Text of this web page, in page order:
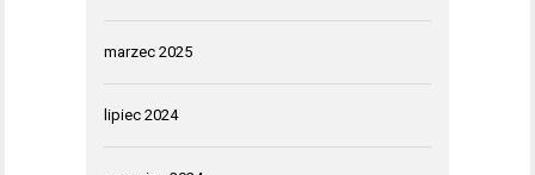
marzec 2025
lipiec 2024